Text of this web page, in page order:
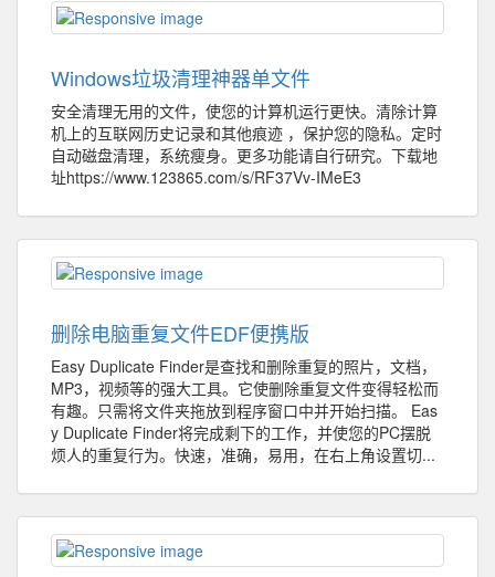
Windows垃圾清理神器单文件
安全清理无用的文件，使您的计算机运行更快。清除计算
机上的互联网历史记录和其他痕迹 ，保护您的隐私。定时
自动磁盘清理，系统瘦身。更多功能请自行研究。下载地
址https://www.123865.com/s/RF37Vv-IMeE3
删除电脑重复文件EDF便携版
Easy Duplicate Finder是查找和删除重复的照片，文档，
MP3，视频等的强大工具。它使删除重复文件变得轻松而
有趣。只需将文件夹拖放到程序窗口中并开始扫描。 Eas
y Duplicate Finder将完成剩下的工作，并使您的PC摆脱
烦人的重复行为。快速，准确，易用，在右上角设置切...